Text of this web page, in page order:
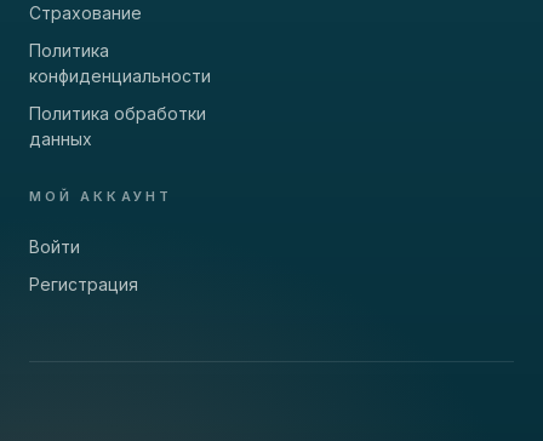
Страхование
Политика
конфиденциальности
Политика обработки
данных
МОЙ АККАУНТ
Войти
Регистрация